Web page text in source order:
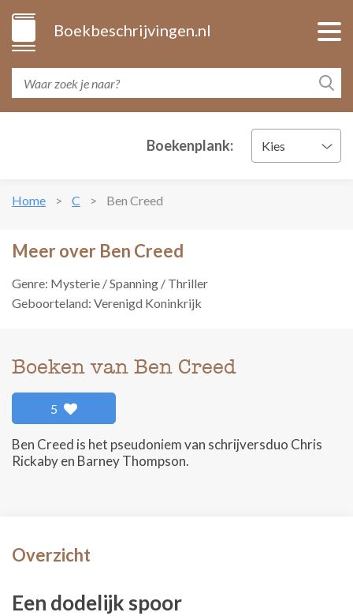
Boekbeschrijvingen.nl
Boekenplank: Kies
Home C Ben Creed
Meer over Ben Creed
Genre: Mysterie / Spanning / Thriller
Geboorteland: Verenigd Koninkrijk
Boeken van Ben Creed
5
Ben Creed is het pseudoniem van schrijversduo Chris
Rickaby en Barney Thompson.
Overzicht
Een dodelijk spoor